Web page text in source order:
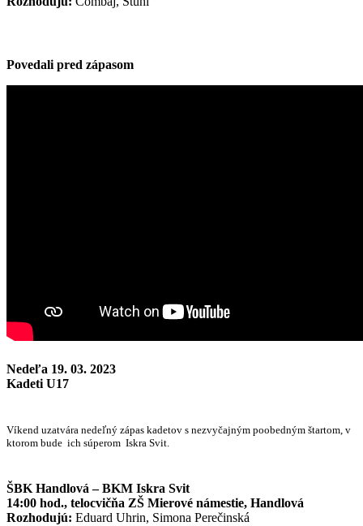
Povedali pred zápasom
Nedeľa 19. 03. 2023
Kadeti U17
Víkend uzatvára nedeľný zápas kadetov s nezvyčajným poobedným štartom, v
ktorom bude ich súperom Iskra Svit.
ŠBK Handlová – BKM Iskra Svit
14:00 hod., telocvičňa ZŠ Mierové námestie, Handlová
Rozhodujú: Eduard Uhrin, Simona Perečinská